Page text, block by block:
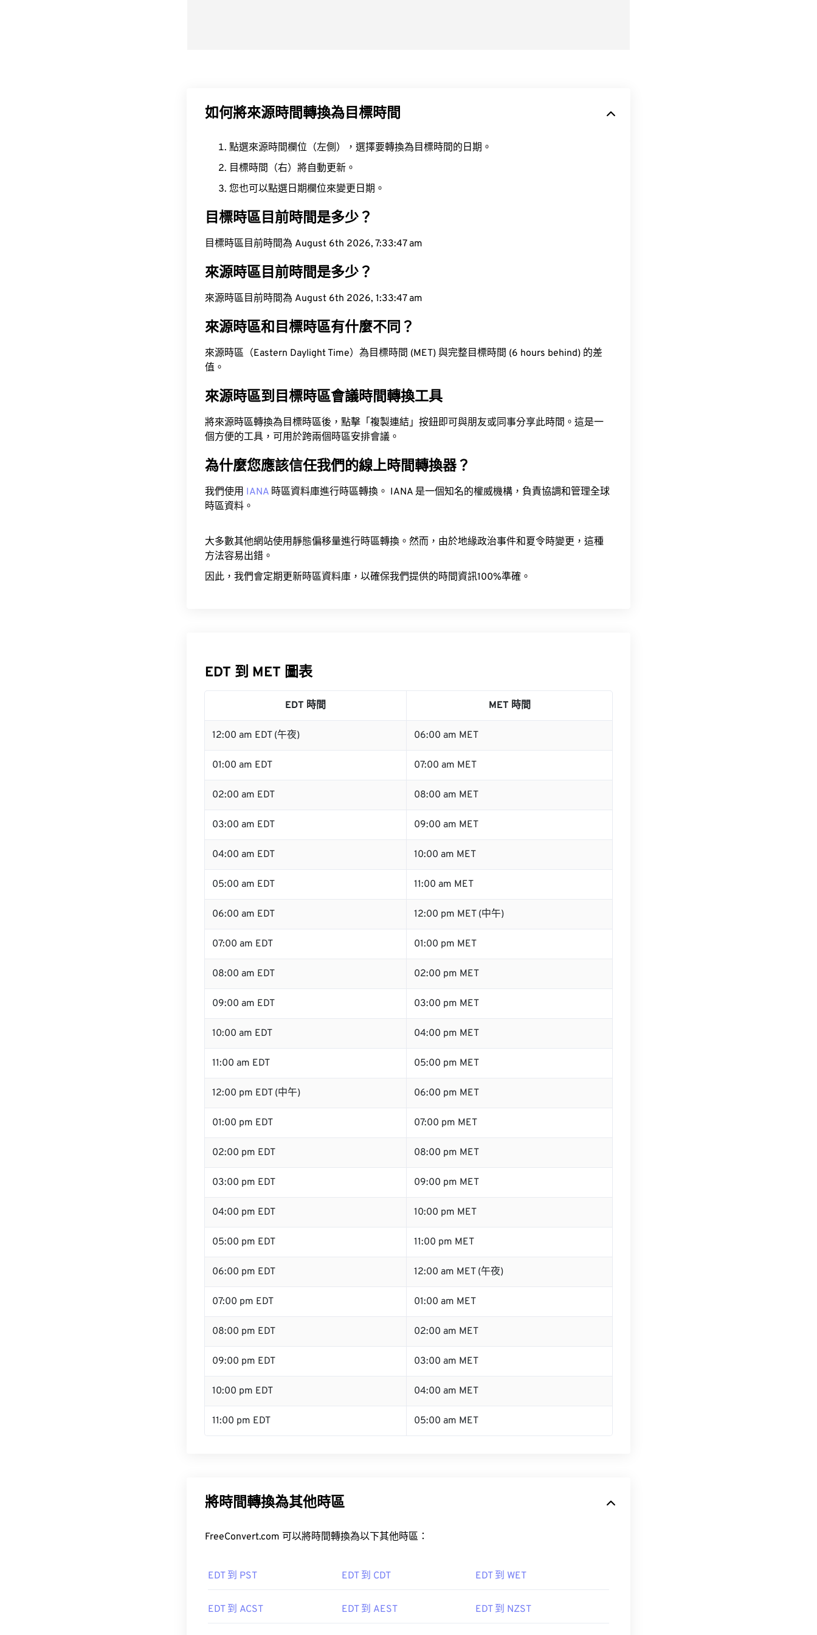
如何將來源時間轉換為目標時間
點選來源時間欄位（左側），選擇要轉換為目標時間的日期。
目標時間（右）將自動更新。
您也可以點選日期欄位來變更日期。
目標時區目前時間是多少？
目標時區目前時間為 August 6th 2026, 7:33:48 am
來源時區目前時間是多少？
來源時區目前時間為 August 6th 2026, 1:33:48 am
來源時區和目標時區有什麼不同？
來源時區（Eastern Daylight Time）為目標時間 (MET) 與完整目標時間 (6 hours behind) 的差
值。
來源時區到目標時區會議時間轉換工具
將來源時區轉換為目標時區後，點擊「複製連結」按鈕即可與朋友或同事分享此時間。這是一
個方便的工具，可用於跨兩個時區安排會議。
為什麼您應該信任我們的線上時間轉換器？
我們使用 IANA 時區資料庫進行時區轉換。 IANA 是一個知名的權威機構，負責協調和管理全球
時區資料。
大多數其他網站使用靜態偏移量進行時區轉換。然而，由於地緣政治事件和夏令時變更，這種
方法容易出錯。
因此，我們會定期更新時區資料庫，以確保我們提供的時間資訊100%準確。
EDT 到 MET 圖表
EDT 時間 MET 時間
12:00 am EDT (午夜) 06:00 am MET
01:00 am EDT 07:00 am MET
02:00 am EDT 08:00 am MET
03:00 am EDT 09:00 am MET
04:00 am EDT 10:00 am MET
05:00 am EDT 11:00 am MET
06:00 am EDT 12:00 pm MET (中午)
07:00 am EDT 01:00 pm MET
08:00 am EDT 02:00 pm MET
09:00 am EDT 03:00 pm MET
10:00 am EDT 04:00 pm MET
11:00 am EDT 05:00 pm MET
12:00 pm EDT (中午) 06:00 pm MET
01:00 pm EDT 07:00 pm MET
02:00 pm EDT 08:00 pm MET
03:00 pm EDT 09:00 pm MET
04:00 pm EDT 10:00 pm MET
05:00 pm EDT 11:00 pm MET
06:00 pm EDT 12:00 am MET (午夜)
07:00 pm EDT 01:00 am MET
08:00 pm EDT 02:00 am MET
09:00 pm EDT 03:00 am MET
10:00 pm EDT 04:00 am MET
11:00 pm EDT 05:00 am MET
將時間轉換為其他時區
FreeConvert.com 可以將時間轉換為以下其他時區：
EDT 到 PST EDT 到 CDT EDT 到 WET
EDT 到 ACST EDT 到 AEST EDT 到 NZST